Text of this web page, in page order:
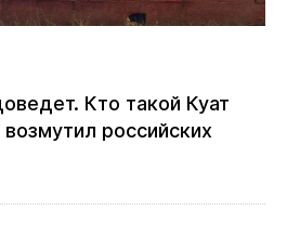
Кто такой Куат
российских